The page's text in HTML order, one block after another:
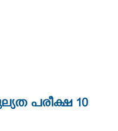
പരീക്ഷ 10